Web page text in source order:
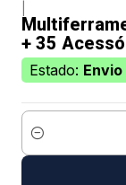
+ 35
Estado:
Quantidade